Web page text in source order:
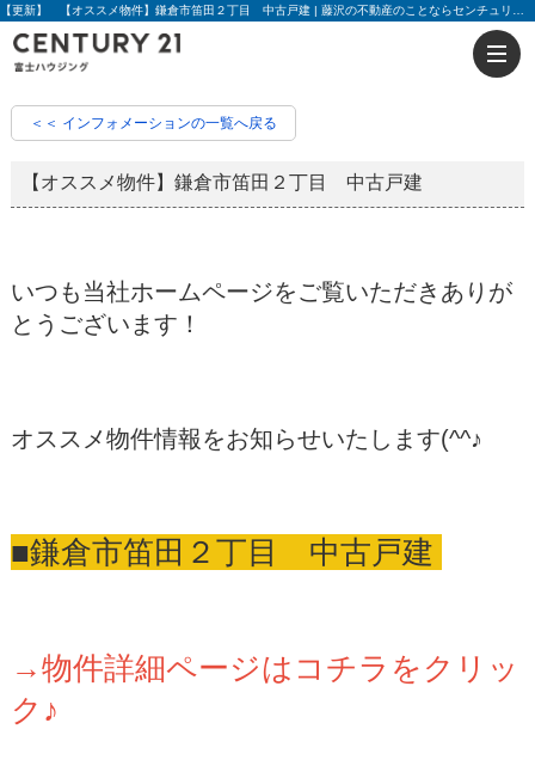
＜＜ インフォメーションの一覧へ戻る
【オススメ物件】鎌倉市笛田２丁目 中古戸建
いつも当社ホームページをご覧いただきありが
とうございます！
オススメ物件情報をお知らせいたします(^^♪
■鎌倉市笛田２丁目 中古戸建
→物件詳細ページはコチラをクリッ
ク♪